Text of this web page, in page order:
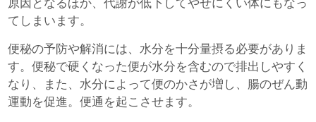
原因となるほか、代謝が低下してやせにくい体にもなっ
てしまいます。
便秘の予防や解消には、水分を十分量摂る必要がありま
す。便秘で硬くなった便が水分を含むので排出しやすく
なり、また、水分によって便のかさが増し、腸のぜん動
運動を促進。便通を起こさせます。